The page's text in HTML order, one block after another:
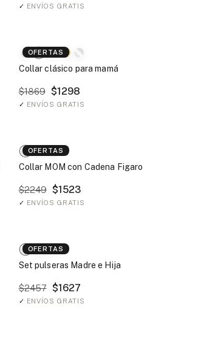
✓ ENVÍOS GRATIS
OFERTAS
Collar clásico para mamá
$1869 $1298
✓ ENVÍOS GRATIS
OFERTAS
Collar MOM con Cadena Figaro
$2249 $1523
✓ ENVÍOS GRATIS
OFERTAS
Set pulseras Madre e Hija
$2457 $1627
✓ ENVÍOS GRATIS